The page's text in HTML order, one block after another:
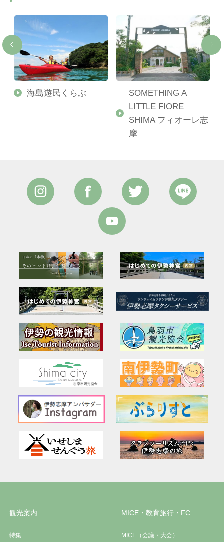
海島遊民くらぶ
SOMETHING A
LITTLE FIORE
SHIMA フィオーレ志
摩
観光案内
特集
MICE・教育旅行・FC
MICE（会議・大会）